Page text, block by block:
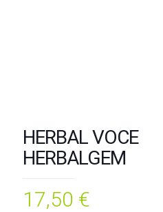
HERBAL VOCE
HERBALGEM
17,50 €